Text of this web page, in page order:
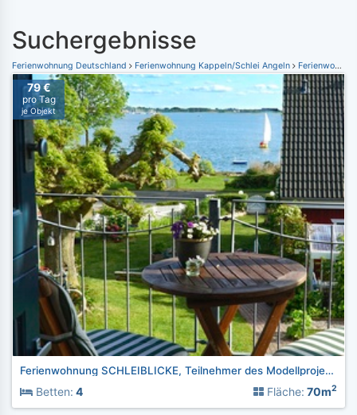
Suchergebnisse
Ferienwohnung Deutschland Ferienwohnung Kappeln/Schlei Angeln Ferienwohnung Maasholm
79 €
pro Tag
je Objekt
Ferienwohnung SCHLEIBLICKE, Teilnehmer des Modellprojektes
Betten: 4 Fläche: 70m2